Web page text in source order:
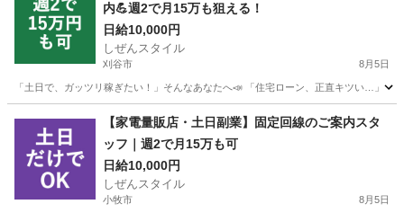
内💪週2で月15万も狙える！
日給10,000円
しぜんスタイル
刈谷市 8月5日
「土日で、ガッツリ稼ぎたい！」そんなあなたへ📣 「住宅ローン、正直キツい…」
家電量販店 フルコミ
【家電量販店・土日副業】固定回線のご案内スタ
ッフ｜週2で月15万も可
日給10,000円
しぜんスタイル
小牧市 8月5日